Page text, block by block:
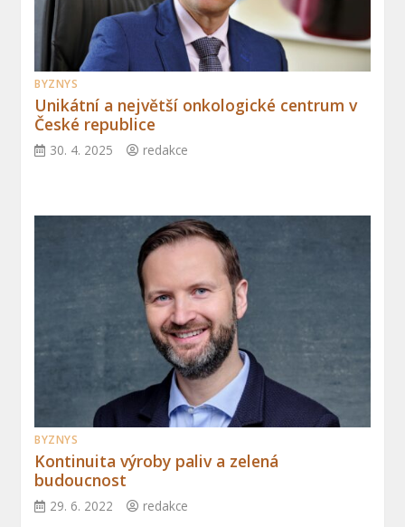
BYZNYS
Unikátní a největší onkologické centrum v
České republice
30. 4. 2025 redakce
BYZNYS
Kontinuita výroby paliv a zelená
budoucnost
29. 6. 2022 redakce